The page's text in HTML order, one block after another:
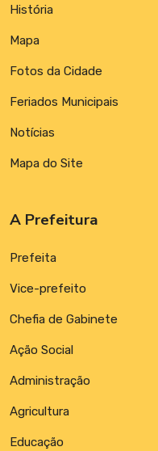
História
Mapa
Fotos da Cidade
Feriados Municipais
Notícias
Mapa do Site
A Prefeitura
Prefeita
Vice-prefeito
Chefia de Gabinete
Ação Social
Administração
Agricultura
Educação